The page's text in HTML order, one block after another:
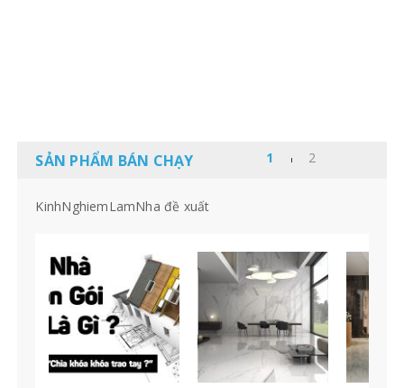
SẢN PHẨM BÁN CHẠY
KinhNghiemLamNha đề xuất